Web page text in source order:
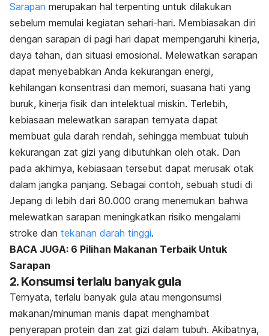
Sarapan merupakan hal terpenting untuk dilakukan
sebelum memulai kegiatan sehari-hari. Membiasakan diri
dengan sarapan di pagi hari dapat mempengaruhi kinerja,
daya tahan, dan situasi emosional. Melewatkan sarapan
dapat menyebabkan Anda kekurangan energi,
kehilangan konsentrasi dan memori, suasana hati yang
buruk, kinerja fisik dan intelektual miskin. Terlebih,
kebiasaan melewatkan sarapan ternyata dapat
membuat gula darah rendah, sehingga membuat tubuh
kekurangan zat gizi yang dibutuhkan oleh otak. Dan
pada akhirnya, kebiasaan tersebut dapat merusak otak
dalam jangka panjang. Sebagai contoh, sebuah studi di
Jepang di lebih dari 80.000 orang menemukan bahwa
melewatkan sarapan meningkatkan risiko mengalami
stroke dan tekanan darah tinggi.
BACA JUGA: 6 Pilihan Makanan Terbaik Untuk
Sarapan
2. Konsumsi terlalu banyak gula
Ternyata, terlalu banyak gula atau mengonsumsi
makanan/minuman manis dapat menghambat
penyerapan protein dan zat gizi dalam tubuh. Akibatnya,